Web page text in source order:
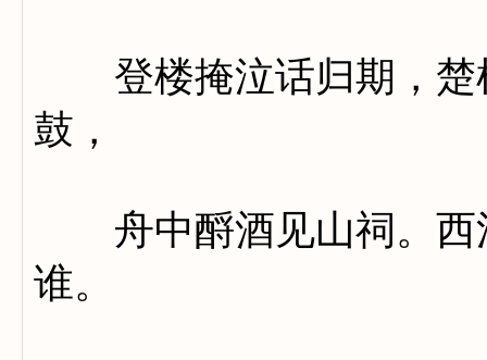
登楼掩泣话归期，楚
鼓，
舟中酹酒见山祠。西
谁。